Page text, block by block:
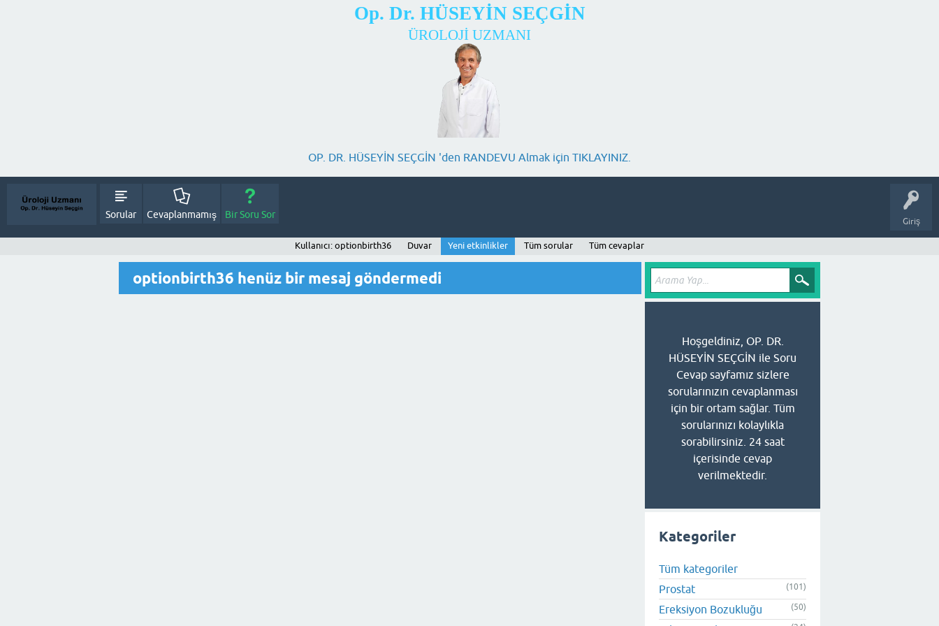
Op. Dr. HÜSEYİN SEÇGİN
ÜROLOJİ UZMANI
OP. DR. HÜSEYİN SEÇGİN 'den RANDEVU Almak için TIKLAYINIZ.
Giriş
Sorular Cevaplanmamış Bir Soru Sor
Kullanıcı: optionbirth36 Duvar Yeni etkinlikler Tüm sorular Tüm cevaplar
optionbirth36 henüz bir mesaj göndermedi
Hoşgeldiniz, OP. DR.
HÜSEYİN SEÇGİN ile Soru
Cevap sayfamız sizlere
sorularınızın cevaplanması
için bir ortam sağlar. Tüm
sorularınızı kolaylıkla
sorabilirsiniz. 24 saat
içerisinde cevap
verilmektedir.
Kategoriler
Tüm kategoriler
Prostat
(101)
Ereksiyon Bozukluğu (50)